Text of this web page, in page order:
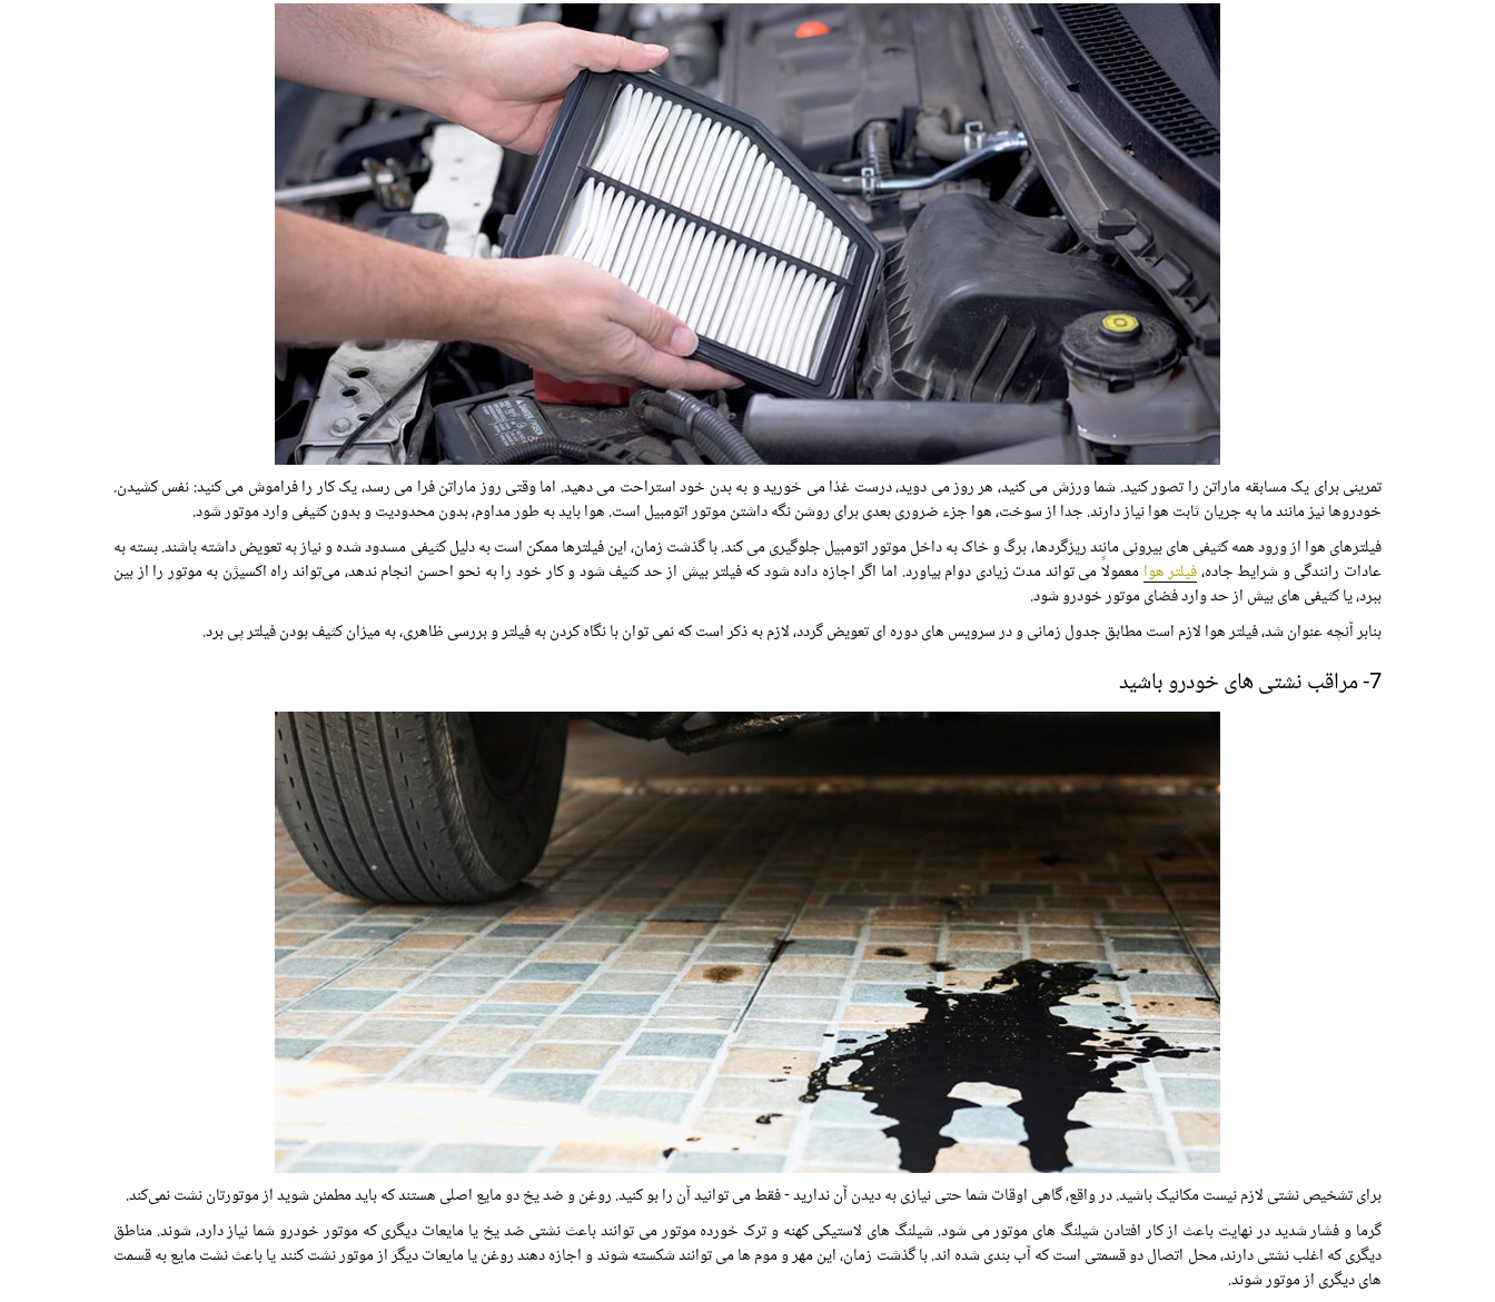
تمرینی برای یک مسابقه ماراتن را تصور کنید. شما ورزش می کنید، هر روز می دوید، درست غذا می خورید و به بدن خود استراحت می دهید. اما وقتی روز ماراتن فرا می رسد، یک کار را فراموش می کنید: نفس کشیدن.
خودروها نیز مانند ما به جریان ثابت هوا نیاز دارند. جدا از سوخت، هوا جزء ضروری بعدی برای روشن نگه داشتن موتور اتومبیل است. هوا باید به طور مداوم، بدون محدودیت و بدون کثیفی وارد موتور شود.
فیلترهای هوا از ورود همه کثیفی های بیرونی مانند ریزگردها، برگ و خاک به داخل موتور اتومبیل جلوگیری می کند. با گذشت زمان، این فیلترها ممکن است به دلیل کثیفی مسدود شده و نیاز به تعویض داشته باشند. بسته به
عادات رانندگی و شرایط جاده،فیلتر هوا معمولاً می تواند مدت زیادی دوام بیاورد. اما اگر اجازه داده شود که فیلتر بیش از حد کثیف شود و کار خود را به نحو احسن انجام ندهد، می‌تواند راه اکسیژن به موتور را از بین
ببرد، یا کثیفی های بیش از حد وارد فضای موتور خودرو شود.
بنابر آنچه عنوان شد، فیلتر هوا لازم است مطابق جدول زمانی و در سرویس های دوره ای تعویض گردد، لازم به ذکر است که نمی توان با نگاه کردن به فیلتر و بررسی ظاهری، به میزان کثیف بودن فیلتر پی برد.
7- مراقب نشتی های خودرو باشید
برای تشخیص نشتی لازم نیست مکانیک باشید. در واقع، گاهی اوقات شما حتی نیازی به دیدن آن ندارید - فقط می توانید آن را بو کنید. روغن و ضد یخ دو مایع اصلی هستند که باید مطمئن شوید از موتورتان نشت نمی‌کند.
گرما و فشار شدید در نهایت باعث از کار افتادن شیلنگ های موتور می شود. شیلنگ های لاستیکی کهنه و ترک خورده موتور می توانند باعث نشتی ضد یخ یا مایعات دیگری که موتور خودرو شما نیاز دارد، شوند. مناطق
دیگری که اغلب نشتی دارند، محل اتصال دو قسمتی است که آب بندی شده اند. با گذشت زمان، این مهر و موم ها می توانند شکسته شوند و اجازه دهند روغن یا مایعات دیگر از موتور نشت کنند یا باعث نشت مایع به قسمت
های دیگری از موتور شوند.